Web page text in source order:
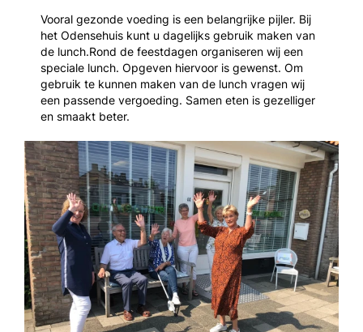
Vooral gezonde voeding is een belangrijke pijler. Bij
het Odensehuis kunt u dagelijks gebruik maken van
de lunch.Rond de feestdagen organiseren wij een
speciale lunch. Opgeven hiervoor is gewenst. Om
gebruik te kunnen maken van de lunch vragen wij
een passende vergoeding. Samen eten is gezelliger
en smaakt beter.